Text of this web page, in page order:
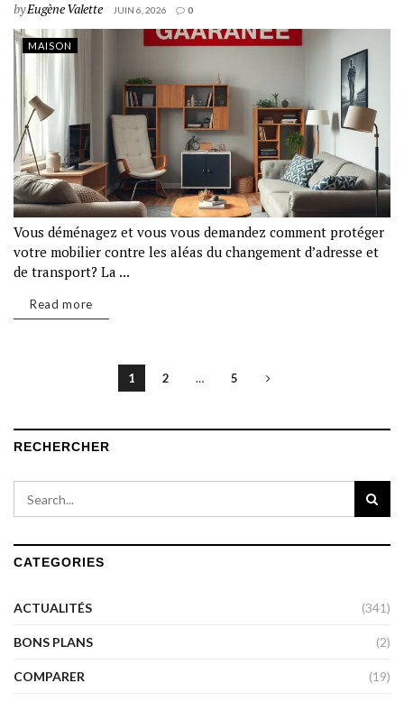
byEugène Valette JUIN 6, 2026 0
MAISON
Vous déménagez et vous vous demandez comment protéger
votre mobilier contre les aléas du changement d’adresse et
de transport? La ...
Read more
1 2 … 5
RECHERCHER
CATEGORIES
ACTUALITÉS (341)
BONS PLANS (2)
COMPARER (19)